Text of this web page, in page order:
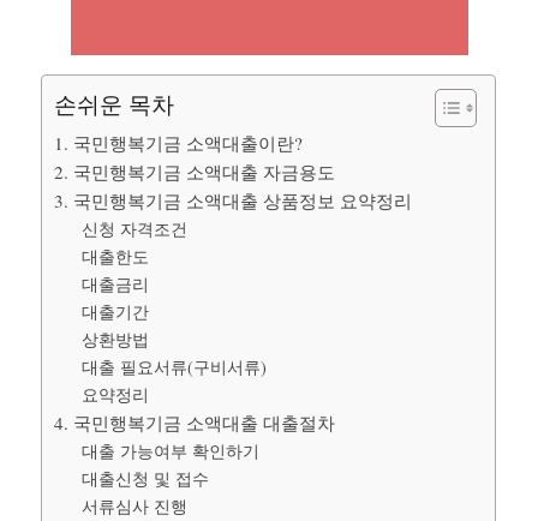
손쉬운 목차
1. 국민행복기금 소액대출이란?
2. 국민행복기금 소액대출 자금용도
3. 국민행복기금 소액대출 상품정보 요약정리
신청 자격조건
대출한도
대출금리
대출기간
상환방법
대출 필요서류(구비서류)
요약정리
4. 국민행복기금 소액대출 대출절차
대출 가능여부 확인하기
대출신청 및 접수
서류심사 진행